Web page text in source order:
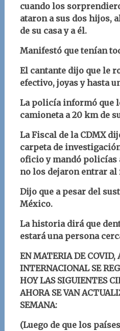
cuando los
ataron a sus dos hijos,
de su casa y a él.
Manifestó que tenían
El cantante dijo que le
efectivo, joyas y hasta
La policía informó que
camioneta a 20 km de
La Fiscal de la CDMX
carpeta de
oficio y mandó policías
no los dejaron entrar
Dijo que a pesar del
México.
La historia dirá que
estará una persona
EN MATERIA DE COVID,
INTERNACIONAL SE
HOY LAS SIGUIENTES
AHORA SE VAN
SEMANA:
(Luego de que los